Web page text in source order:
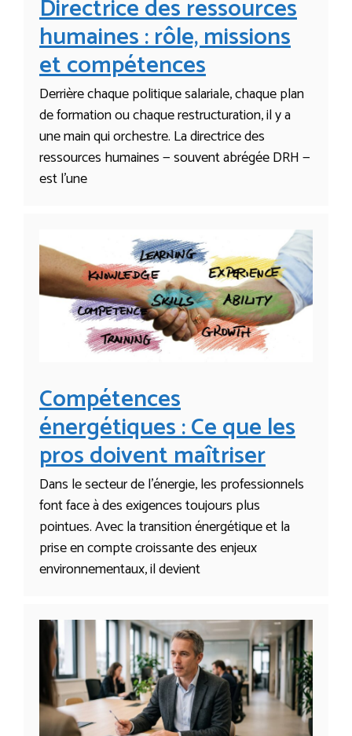
Directrice des ressources
humaines : rôle, missions
et compétences
Derrière chaque politique salariale, chaque plan
de formation ou chaque restructuration, il y a
une main qui orchestre. La directrice des
ressources humaines — souvent abrégée DRH —
est l’une
Compétences
énergétiques : Ce que les
pros doivent maîtriser
Dans le secteur de l’énergie, les professionnels
font face à des exigences toujours plus
pointues. Avec la transition énergétique et la
prise en compte croissante des enjeux
environnementaux, il devient